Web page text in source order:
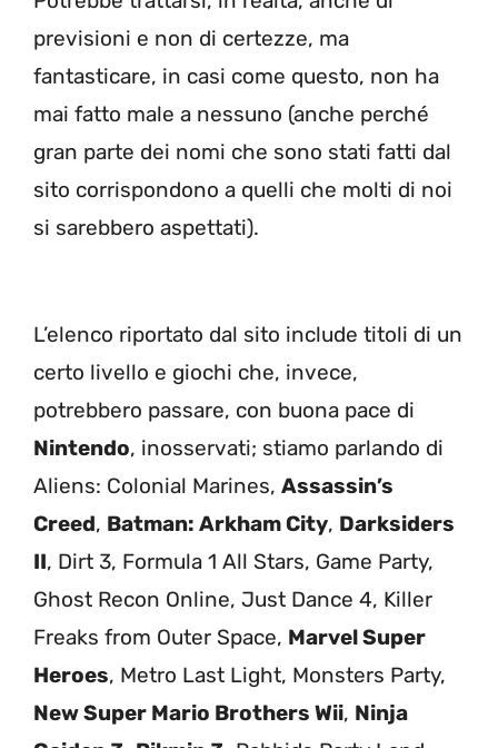
previsioni e non di certezze, ma
fantasticare, in casi come questo, non ha
mai fatto male a nessuno (anche perché
gran parte dei nomi che sono stati fatti dal
sito corrispondono a quelli che molti di noi
si sarebbero aspettati).
L’elenco riportato dal sito include titoli di un
certo livello e giochi che, invece,
potrebbero passare, con buona pace di
Nintendo, inosservati; stiamo parlando di
Aliens: Colonial Marines, Assassin’s
Creed, Batman: Arkham City, Darksiders
II, Dirt 3, Formula 1 All Stars, Game Party,
Ghost Recon Online, Just Dance 4, Killer
Freaks from Outer Space, Marvel Super
Heroes, Metro Last Light, Monsters Party,
New Super Mario Brothers Wii, Ninja